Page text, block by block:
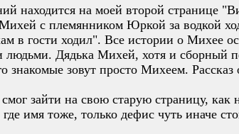
находится на моей второй странице
с племянником Юркой за водкой
в гости ходил". Все истории о Михее
Дядька Михей, хотя и сборный
знакомые зовут просто Михеем.
зайти на свою старую страницу, как
имя тоже, только дефис чуть иначе